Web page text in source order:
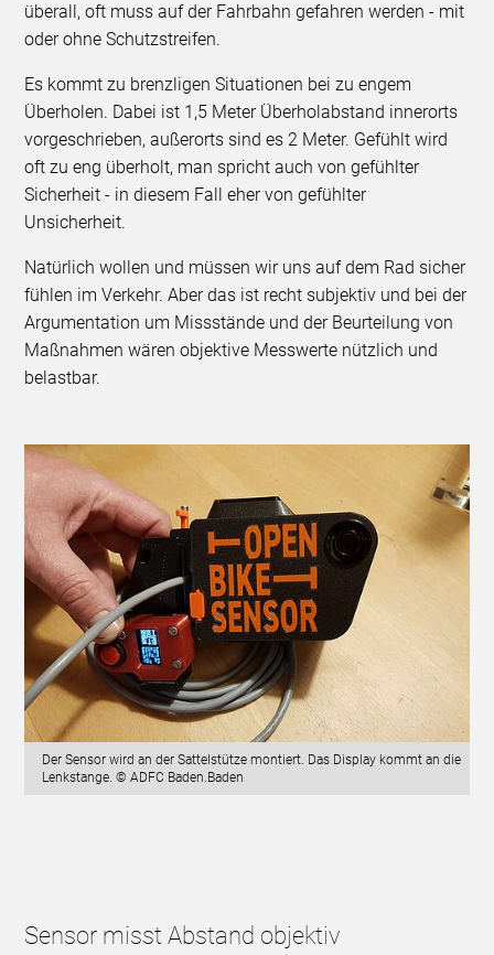
überall, oft muss auf der Fahrbahn gefahren werden - mit
oder ohne Schutzstreifen.
Es kommt zu brenzligen Situationen bei zu engem
Überholen. Dabei ist 1,5 Meter Überholabstand innerorts
vorgeschrieben, außerorts sind es 2 Meter. Gefühlt wird
oft zu eng überholt, man spricht auch von gefühlter
Sicherheit - in diesem Fall eher von gefühlter
Unsicherheit.
Natürlich wollen und müssen wir uns auf dem Rad sicher
fühlen im Verkehr. Aber das ist recht subjektiv und bei der
Argumentation um Missstände und der Beurteilung von
Maßnahmen wären objektive Messwerte nützlich und
belastbar.
Der Sensor wird an der Sattelstütze montiert. Das Display kommt an die
Lenkstange. © ADFC Baden.Baden
Sensor misst Abstand objektiv